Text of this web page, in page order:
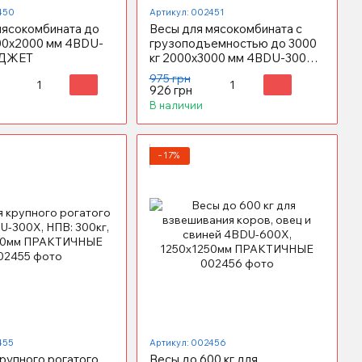
до
мм 4BDU-
Артикул: 002451
Весы для мясокомбината с
грузоподъемностью до 3000
кг 2000x3000 мм 4BDU-3000X
БЮДЖЕТ
975 грн
926 грн
В наличии
−17%
Артикул: 002456